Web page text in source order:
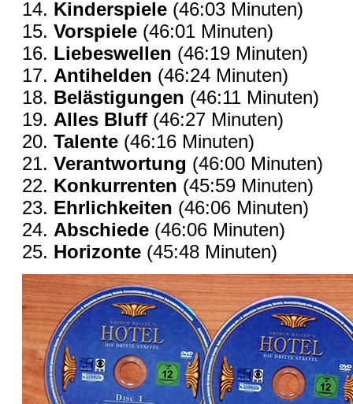
Kinderspiele (46:03 Minuten)
Vorspiele (46:01 Minuten)
Liebeswellen (46:19 Minuten)
Antihelden (46:24 Minuten)
Belästigungen (46:11 Minuten)
Alles Bluff (46:27 Minuten)
Talente (46:16 Minuten)
Verantwortung (46:00 Minuten)
Konkurrenten (45:59 Minuten)
Ehrlichkeiten (46:06 Minuten)
Abschiede (46:06 Minuten)
Horizonte (45:48 Minuten)